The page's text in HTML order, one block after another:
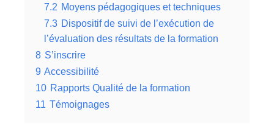
7.2 Moyens pédagogiques et techniques
7.3 Dispositif de suivi de l’exécution de
l’évaluation des résultats de la formation
8 S’inscrire
9 Accessibilité
10 Rapports Qualité de la formation
11 Témoignages